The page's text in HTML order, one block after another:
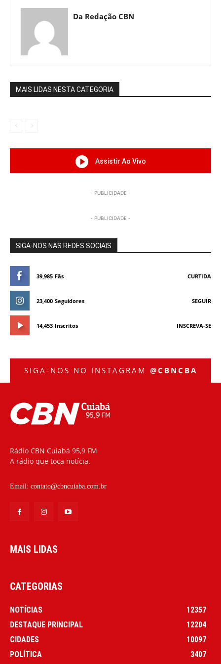
Da Redação CBN
MAIS LIDAS NESTA CATEGORIA
Assistir Ao Vivo
- PUBLICIDADE -
- PUBLICIDADE -
SIGA-NOS NAS REDES SOCIAIS
39,985 Fãs CURTIDA
23,400 Seguidores SEGUIR
14,453 Inscritos INSCREVA-SE
SIGA-NOS NO INSTAGRAM @CBNCBA
Rádio CBN Cuiabá 95,9 FM
A rádio que toca notícia.
Email: contato@cbncuiaba.com.br
MAIS LIDAS
CATEGORIAS
NOTÍCIAS
12357
DESTAQUE PRINCIPAL
12204
CIDADES
10097
POLÍTICA
3407